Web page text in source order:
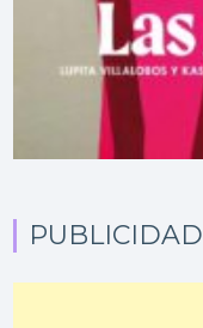
PUBLICIDAD